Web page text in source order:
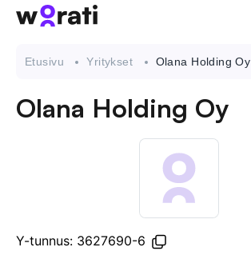
Etusivu Yritykset Olana Holding Oy
Olana Holding Oy
Y-tunnus: 3627690-6